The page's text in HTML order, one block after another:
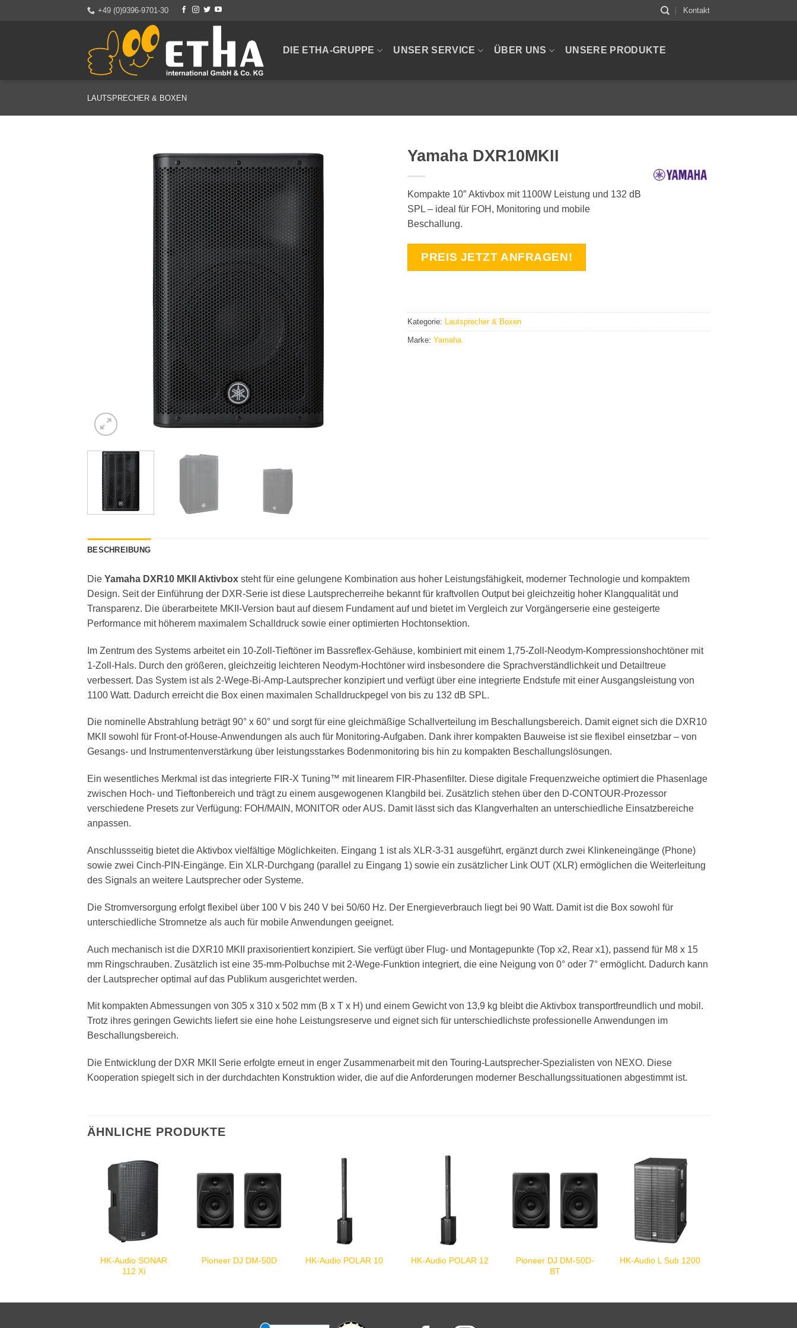
+49 (0)9396-9701-30 Kontakt
DIE ETHA-GRUPPE UNSER SERVICE ÜBER UNS UNSERE PRODUKTE
LAUTSPRECHER & BOXEN
Yamaha DXR10MKII
Kompakte 10″ Aktivbox mit 1100W Leistung und 132 dB
SPL – ideal für FOH, Monitoring und mobile
Beschallung.
PREIS JETZT ANFRAGEN!
Kategorie: Lautsprecher & Boxen
Marke: Yamaha
BESCHREIBUNG
Die Yamaha DXR10 MKII Aktivbox steht für eine gelungene Kombination aus hoher Leistungsfähigkeit, moderner Technologie und kompaktem
Design. Seit der Einführung der DXR-Serie ist diese Lautsprecherreihe bekannt für kraftvollen Output bei gleichzeitig hoher Klangqualität und
Transparenz. Die überarbeitete MKII-Version baut auf diesem Fundament auf und bietet im Vergleich zur Vorgängerserie eine gesteigerte
Performance mit höherem maximalem Schalldruck sowie einer optimierten Hochtonsektion.
Im Zentrum des Systems arbeitet ein 10-Zoll-Tieftöner im Bassreflex-Gehäuse, kombiniert mit einem 1,75-Zoll-Neodym-Kompressionshochtöner mit
1-Zoll-Hals. Durch den größeren, gleichzeitig leichteren Neodym-Hochtöner wird insbesondere die Sprachverständlichkeit und Detailtreue
verbessert. Das System ist als 2-Wege-Bi-Amp-Lautsprecher konzipiert und verfügt über eine integrierte Endstufe mit einer Ausgangsleistung von
1100 Watt. Dadurch erreicht die Box einen maximalen Schalldruckpegel von bis zu 132 dB SPL.
Die nominelle Abstrahlung beträgt 90° x 60° und sorgt für eine gleichmäßige Schallverteilung im Beschallungsbereich. Damit eignet sich die DXR10
MKII sowohl für Front-of-House-Anwendungen als auch für Monitoring-Aufgaben. Dank ihrer kompakten Bauweise ist sie flexibel einsetzbar – von
Gesangs- und Instrumentenverstärkung über leistungsstarkes Bodenmonitoring bis hin zu kompakten Beschallungslösungen.
Ein wesentliches Merkmal ist das integrierte FIR-X Tuning™ mit linearem FIR-Phasenfilter. Diese digitale Frequenzweiche optimiert die Phasenlage
zwischen Hoch- und Tieftonbereich und trägt zu einem ausgewogenen Klangbild bei. Zusätzlich stehen über den D-CONTOUR-Prozessor
verschiedene Presets zur Verfügung: FOH/MAIN, MONITOR oder AUS. Damit lässt sich das Klangverhalten an unterschiedliche Einsatzbereiche
anpassen.
Anschlussseitig bietet die Aktivbox vielfältige Möglichkeiten. Eingang 1 ist als XLR-3-31 ausgeführt, ergänzt durch zwei Klinkeneingänge (Phone)
sowie zwei Cinch-PIN-Eingänge. Ein XLR-Durchgang (parallel zu Eingang 1) sowie ein zusätzlicher Link OUT (XLR) ermöglichen die Weiterleitung
des Signals an weitere Lautsprecher oder Systeme.
Die Stromversorgung erfolgt flexibel über 100 V bis 240 V bei 50/60 Hz. Der Energieverbrauch liegt bei 90 Watt. Damit ist die Box sowohl für
unterschiedliche Stromnetze als auch für mobile Anwendungen geeignet.
Auch mechanisch ist die DXR10 MKII praxisorientiert konzipiert. Sie verfügt über Flug- und Montagepunkte (Top x2, Rear x1), passend für M8 x 15
mm Ringschrauben. Zusätzlich ist eine 35-mm-Polbuchse mit 2-Wege-Funktion integriert, die eine Neigung von 0° oder 7° ermöglicht. Dadurch kann
der Lautsprecher optimal auf das Publikum ausgerichtet werden.
Mit kompakten Abmessungen von 305 x 310 x 502 mm (B x T x H) und einem Gewicht von 13,9 kg bleibt die Aktivbox transportfreundlich und mobil.
Trotz ihres geringen Gewichts liefert sie eine hohe Leistungsreserve und eignet sich für unterschiedlichste professionelle Anwendungen im
Beschallungsbereich.
Die Entwicklung der DXR MKII Serie erfolgte erneut in enger Zusammenarbeit mit den Touring-Lautsprecher-Spezialisten von NEXO. Diese
Kooperation spiegelt sich in der durchdachten Konstruktion wider, die auf die Anforderungen moderner Beschallungssituationen abgestimmt ist.
ÄHNLICHE PRODUKTE
HK-Audio SONAR
112 Xi
Pioneer DJ DM-50D HK-Audio POLAR 10 HK-Audio POLAR 12
Pioneer DJ DM-50D-
BT
HK-Audio L Sub 1200